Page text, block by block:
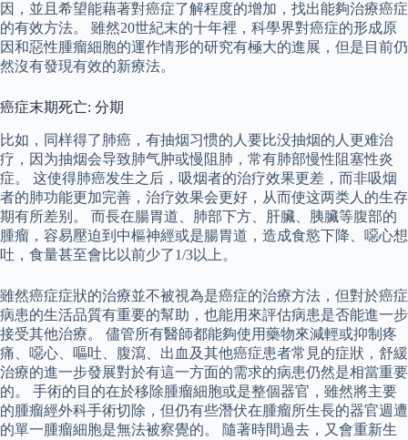
因，並且希望能藉著對癌症了解程度的增加，找出能夠治療癌症
的有效方法。 雖然20世紀末的十年裡，科學界對癌症的形成原
因和惡性腫瘤細胞的運作情形的研究有極大的進展，但是目前仍
然沒有發現有效的新療法。
癌症末期死亡: 分期
比如，同样得了肺癌，有抽烟习惯的人要比没抽烟的人更难治
疗，因为抽烟会导致肺气肿或慢阻肺，常有肺部慢性阻塞性炎
症。 这使得肺癌发生之后，吸烟者的治疗效果更差，而非吸烟
者的肺功能更加完善，治疗效果会更好，从而使这两类人的生存
期有所差别。 而長在腸胃道、肺部下方、肝臟、胰臟等腹部的
腫瘤，容易壓迫到中樞神經或是腸胃道，造成食慾下降、噁心想
吐，食量甚至會比以前少了1/3以上。
雖然癌症症狀的治療並不被視為是癌症的治療方法，但對於癌症
病患的生活品質有重要的幫助，也能用來評估病患是否能進一步
接受其他治療。 儘管所有醫師都能夠使用藥物來減輕或抑制疼
痛、噁心、嘔吐、腹瀉、出血及其他癌症患者常見的症狀，舒緩
治療的進一步發展對於有這一方面的需求的病患仍然是相當重要
的。 手術的目的在於移除腫瘤細胞或是整個器官，雖然將主要
的腫瘤經外科手術切除，但仍有些潛伏在腫瘤所生長的器官週遭
的單一腫瘤細胞是無法被察覺的。 隨著時間過去，又會重新生